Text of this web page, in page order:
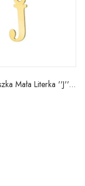
Złota Zawieszka Mała Literka ''J'' pr 585